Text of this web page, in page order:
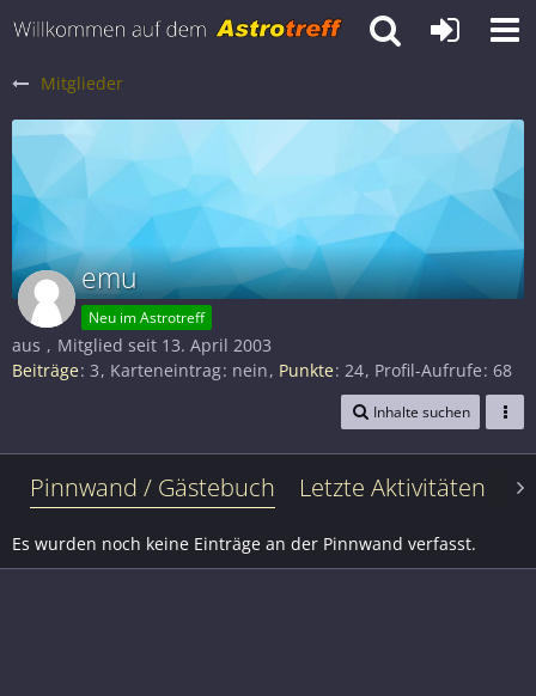
Mitglieder
emu
Neu im Astrotreff
aus
Mitglied seit 13. April 2003
Beiträge 3 Karteneintrag nein Punkte 24 Profil-Aufrufe 68
Inhalte suchen
Pinnwand / Gästebuch Letzte Aktivitäten
Es wurden noch keine Einträge an der Pinnwand verfasst.